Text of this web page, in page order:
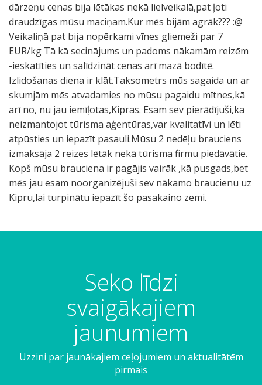
dārzeņu cenas bija lētākas nekā lielveikalā,pat ļoti
draudzīgas mūsu maciņam.Kur mēs bijām agrāk??? :@
Veikaliņā pat bija nopērkami vīnes gliemeži par 7
EUR/kg Tā kā secinājums un padoms nākamām reizēm
-ieskatīties un salīdzināt cenas arī mazā bodītē.
Izlidošanas diena ir klāt.Taksometrs mūs sagaida un ar
skumjām mēs atvadamies no mūsu pagaidu mītnes,kā
arī no, nu jau iemīļotas,Kipras. Esam sev pierādījuši,ka
neizmantojot tūrisma aģentūras,var kvalitatīvi un lēti
atpūsties un iepazīt pasauli.Mūsu 2 nedēļu brauciens
izmaksāja 2 reizes lētāk nekā tūrisma firmu piedāvātie.
Kopš mūsu brauciena ir pagājis vairāk ,kā pusgads,bet
mēs jau esam noorganizējuši sev nākamo braucienu uz
Kipru,lai turpinātu iepazīt šo pasakaino zemi.
Seko līdzi
svaigākajiem
jaunumiem
Uzzini par jaunākajiem ceļojumiem un aktualitātēm
pirmais